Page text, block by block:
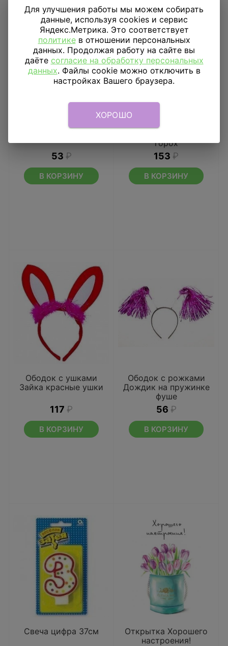
Свечи для торта с
53 ₽
В КОРЗИНУ
Ободок с бантиком
горох
153 ₽
В КОРЗИНУ
Ободок с ушками
Зайка красные ушки
117 ₽
В КОРЗИНУ
Ободок с рожками
Дождик на пружинке
фуше
56 ₽
В КОРЗИНУ
Свеча цифра 37см
Открытка Хорошего
настроения!
Для улучшения работы мы можем собирать
данные, используя cookies и сервис
Яндекс.Метрика. Это соответствует
политикев отношении персональных
данных. Продолжая работу на сайте вы
даёте согласие на обработку персональных
данных. Файлы cookie можно отключить в
настройках Вашего браузера.
ХОРОШО